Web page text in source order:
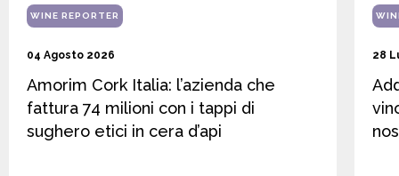
WINE REPORTER
04 Agosto 2026
Amorim Cork Italia: l’azienda che
fattura 74 milioni con i tappi di
sughero etici in cera d’api
28